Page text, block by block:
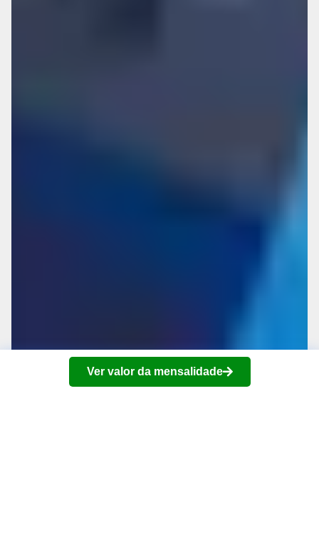
Ver valor da mensalidade